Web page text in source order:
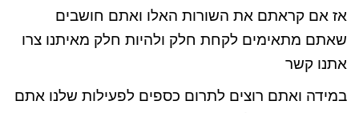
אז אם קראתם את השורות האלו ואתם חושבים
שאתם מתאימים לקחת חלק ולהיות חלק מאיתנו צרו
אתנו קשר
במידה ואתם רוצים לתרום כספים לפעילות שלנו אתם